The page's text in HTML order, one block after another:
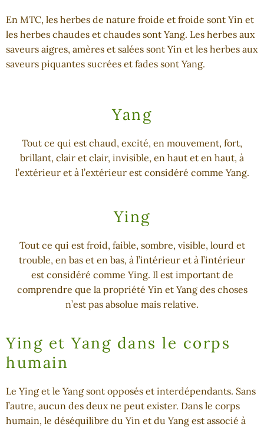
En MTC, les herbes de nature froide et froide sont Yin et
les herbes chaudes et chaudes sont Yang. Les herbes aux
saveurs aigres, amères et salées sont Yin et les herbes aux
saveurs piquantes sucrées et fades sont Yang.
Yang
Tout ce qui est chaud, excité, en mouvement, fort,
brillant, clair et clair, invisible, en haut et en haut, à
l’extérieur et à l’extérieur est considéré comme Yang.
Ying
Tout ce qui est froid, faible, sombre, visible, lourd et
trouble, en bas et en bas, à l’intérieur et à l’intérieur
est considéré comme Ying. Il est important de
comprendre que la propriété Yin et Yang des choses
n’est pas absolue mais relative.
Ying et Yang dans le corps
humain
Le Ying et le Yang sont opposés et interdépendants. Sans
l’autre, aucun des deux ne peut exister. Dans le corps
humain, le déséquilibre du Yin et du Yang est associé à